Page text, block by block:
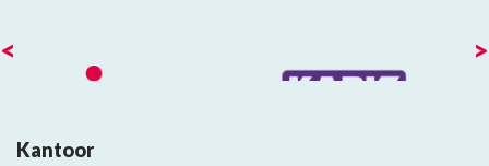
< >
Kantoor